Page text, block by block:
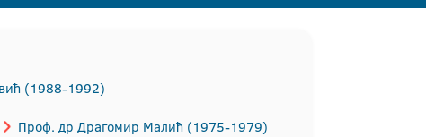
(1988-1992)
Проф. др Драгомир Малић (1975-1979)